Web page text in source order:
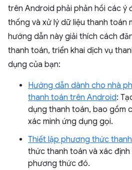
trên Android phải phản hồi các ý
thống và xử lý dữ liệu thanh toán
hướng dẫn này giải thích cách
thanh toán, triển khai dịch vụ
dụng của bạn:
Hướng dẫn dành cho nhà
thanh toán trên Android:
dụng thanh toán, bao gồm
xác minh ứng dụng gọi.
Thiết lập phương thức
thức thanh toán và xác
phương thức đó.